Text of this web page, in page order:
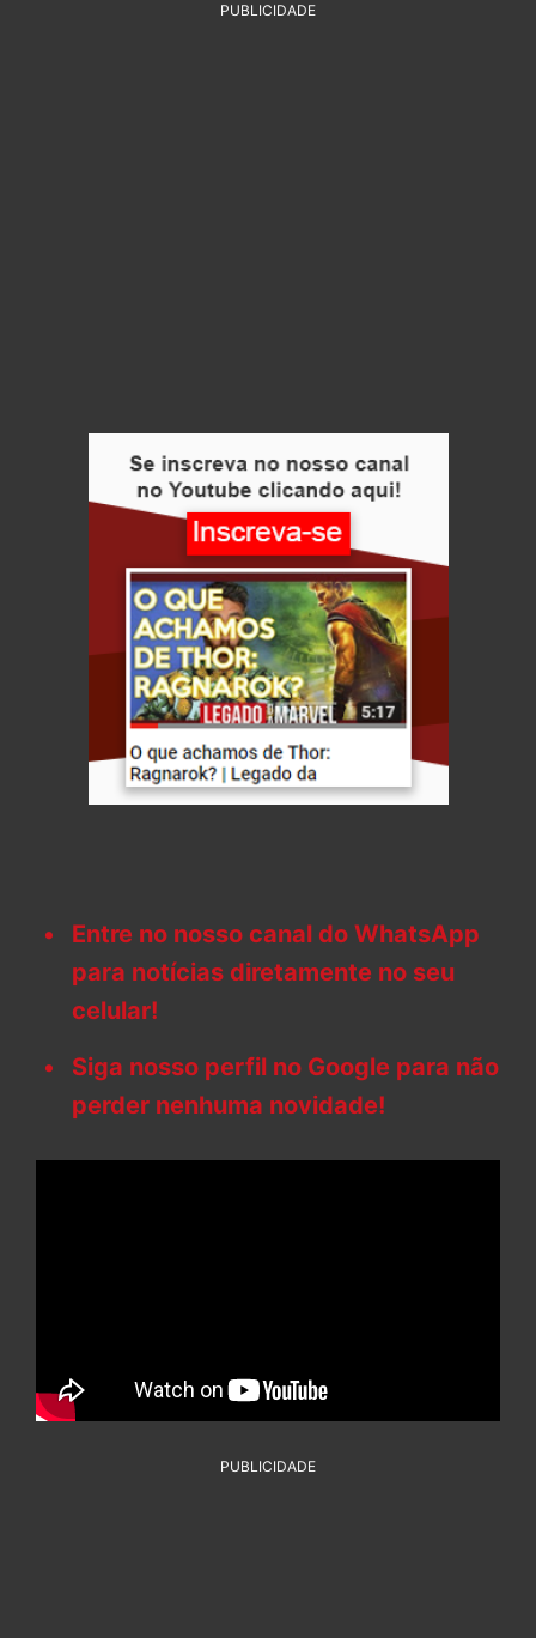
PUBLICIDADE
Entre no nosso canal do WhatsApp
para notícias diretamente no seu
celular!
Siga nosso perfil no Google para não
perder nenhuma novidade!
PUBLICIDADE